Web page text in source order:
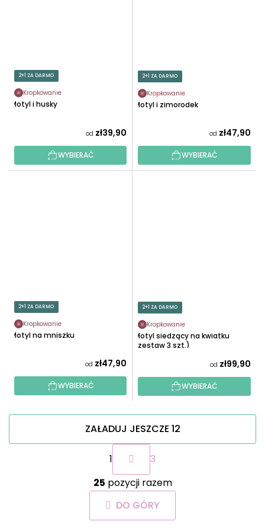
2+1 ZA DARMO
Kropkowanie
Motyl i husky
od zł39,90
WYBIERAĆ
2+1 ZA DARMO
Kropkowanie
Motyl i zimorodek
od zł47,90
WYBIERAĆ
2+1 ZA DARMO
Kropkowanie
Motyl na mniszku
od zł47,90
WYBIERAĆ
2+1 ZA DARMO
Kropkowanie
Motyl siedzący na kwiatku
(zestaw 3 szt.)
od zł99,90
WYBIERAĆ
K
o
n
t
r
ZAŁADUJ JESZCZE 12
P
a
g
i
n
a
c
1
3
25 pozycji razem
DO GÓRY